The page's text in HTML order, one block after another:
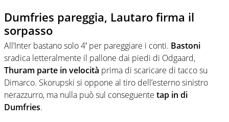
Dumfries pareggia, Lautaro firma il
sorpasso
All’Inter bastano solo 4′ per pareggiare i conti. Bastoni
sradica letteralmente il pallone dai piedi di Odgaard,
Thuram parte in velocità prima di scaricare di tacco su
Dimarco. Skorupski si oppone al tiro dell’esterno sinistro
nerazzurro, ma nulla può sul conseguente tap in di
Dumfries.